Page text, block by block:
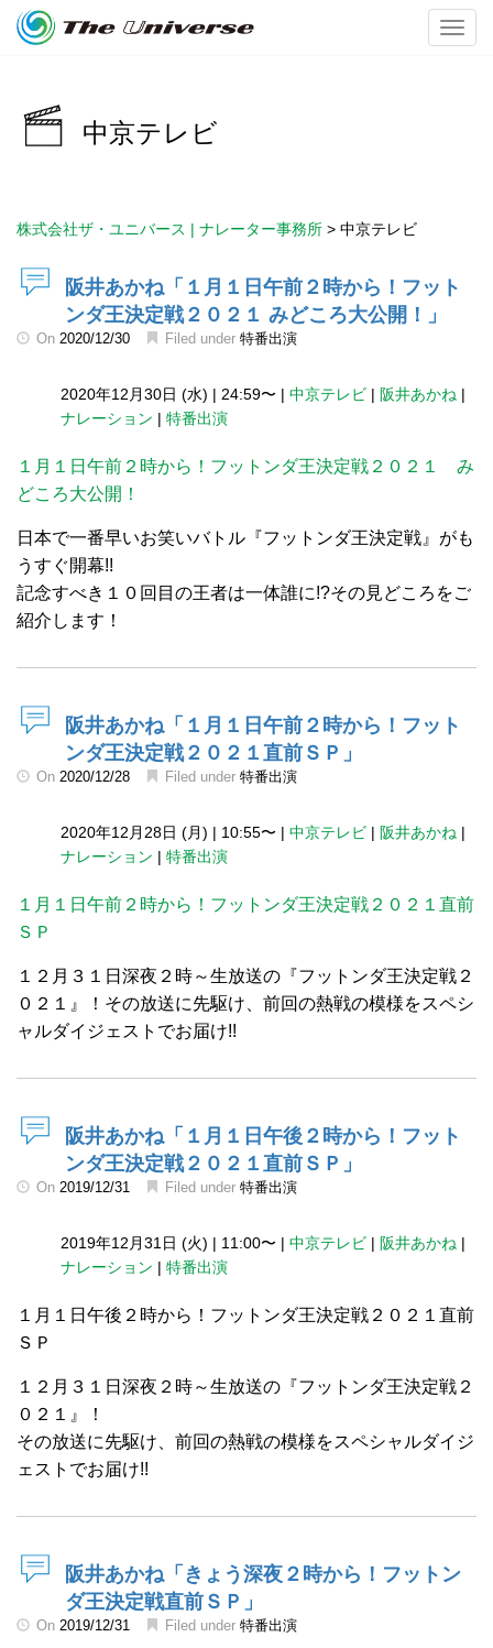
中京テレビ
株式会社ザ・ユニバース | ナレーター事務所 > 中京テレビ
阪井あかね「１月１日午前２時から！フット
ンダ王決定戦２０２１ みどころ大公開！」
On 2020/12/30 Filed under 特番出演
2020年12月30日 (水) | 24:59〜 | 中京テレビ | 阪井あかね |
ナレーション | 特番出演
１月１日午前２時から！フットンダ王決定戦２０２１ み
どころ大公開！
日本で一番早いお笑いバトル『フットンダ王決定戦』がも
うすぐ開幕!!
記念すべき１０回目の王者は一体誰に!?その見どころをご
紹介します！
阪井あかね「１月１日午前２時から！フット
ンダ王決定戦２０２１直前ＳＰ」
On 2020/12/28 Filed under 特番出演
2020年12月28日 (月) | 10:55〜 | 中京テレビ | 阪井あかね |
ナレーション | 特番出演
１月１日午前２時から！フットンダ王決定戦２０２１直前
ＳＰ
１２月３１日深夜２時～生放送の『フットンダ王決定戦２
０２１』！その放送に先駆け、前回の熱戦の模様をスペシ
ャルダイジェストでお届け!!
阪井あかね「１月１日午後２時から！フット
ンダ王決定戦２０２１直前ＳＰ」
On 2019/12/31 Filed under 特番出演
2019年12月31日 (火) | 11:00〜 | 中京テレビ | 阪井あかね |
ナレーション | 特番出演
１月１日午後２時から！フットンダ王決定戦２０２１直前
ＳＰ
１２月３１日深夜２時～生放送の『フットンダ王決定戦２
０２１』！
その放送に先駆け、前回の熱戦の模様をスペシャルダイジ
ェストでお届け!!
阪井あかね「きょう深夜２時から！フットン
ダ王決定戦直前ＳＰ」
On 2019/12/31 Filed under 特番出演